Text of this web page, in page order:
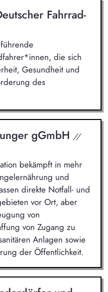
Fahrrad-
die sich
Gesundheit und
des
gGmbH //
bekämpft in mehr
und
direkte Notfall- und
vor Ort, aber
von
von Zugang zu
Anlagen sowie
der Öffentlichkeit.